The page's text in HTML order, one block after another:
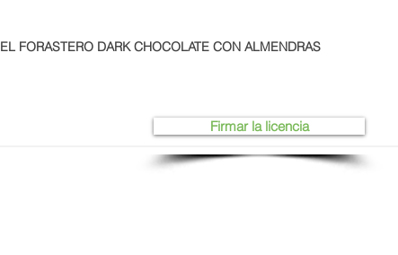
EL FORASTERO DARK CHOCOLATE CON ALMENDRAS
Firmar la licencia